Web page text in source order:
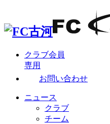
クラブ会員
専用
お問い合わせ
ニュース
クラブ
チーム